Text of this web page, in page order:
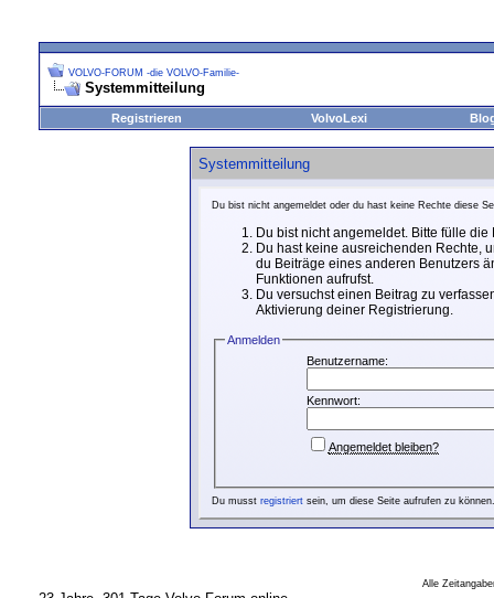
VOLVO-FORUM -die VOLVO-Familie-
Systemmitteilung
Registrieren VolvoLexi
Systemmitteilung
Du bist nicht angemeldet oder du hast keine Rechte diese
Du bist nicht angemeldet. Bitte fülle
Du hast keine ausreichenden Rechte,
du Beiträge eines anderen Benutzers
Funktionen aufrufst.
Du versuchst einen Beitrag zu
Aktivierung deiner Registrierung.
Anmelden
Benutzername:
Kennwort:
Angemeldet bleiben?
Du musst registriertsein, um diese Seite aufrufen zu können.
Alle